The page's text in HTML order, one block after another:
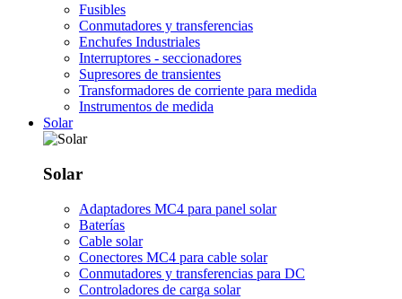
Fusibles
Conmutadores y transferencias
Enchufes Industriales
Interruptores - seccionadores
Supresores de transientes
Transformadores de corriente para medida
Instrumentos de medida
Solar
Solar
Adaptadores MC4 para panel solar
Baterías
Cable solar
Conectores MC4 para cable solar
Conmutadores y transferencias para DC
Controladores de carga solar